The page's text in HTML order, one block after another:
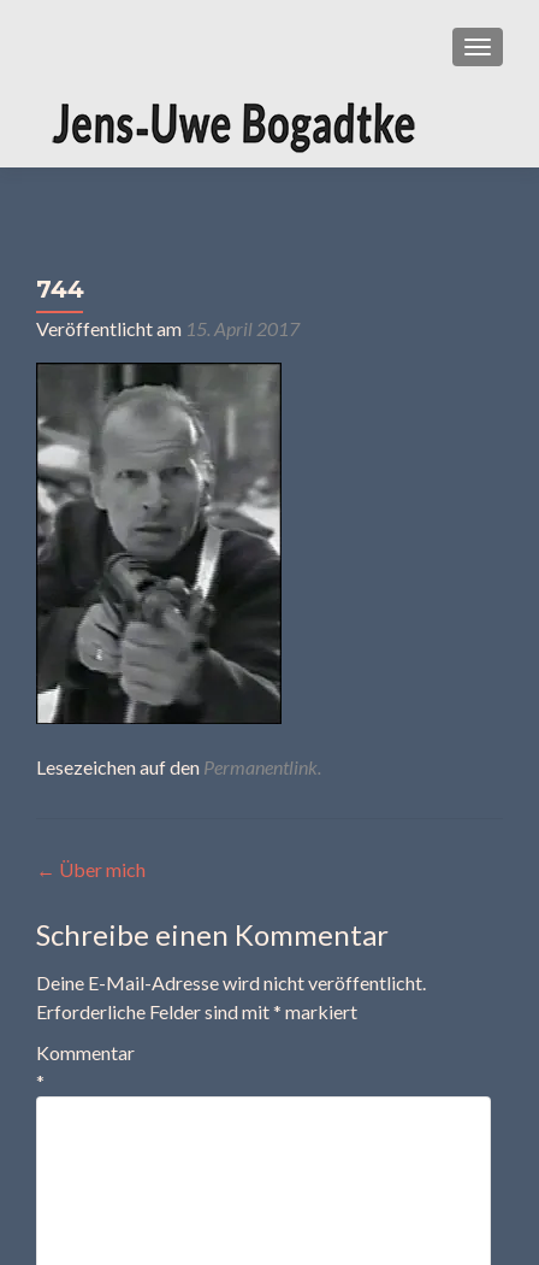
744
Veröffentlicht am 15. April 2017
Lesezeichen auf den Permanentlink.
Beitragsnavigation
← Über mich
Schreibe einen Kommentar
Deine E-Mail-Adresse wird nicht veröffentlicht.
Erforderliche Felder sind mit* markiert
Kommentar
*